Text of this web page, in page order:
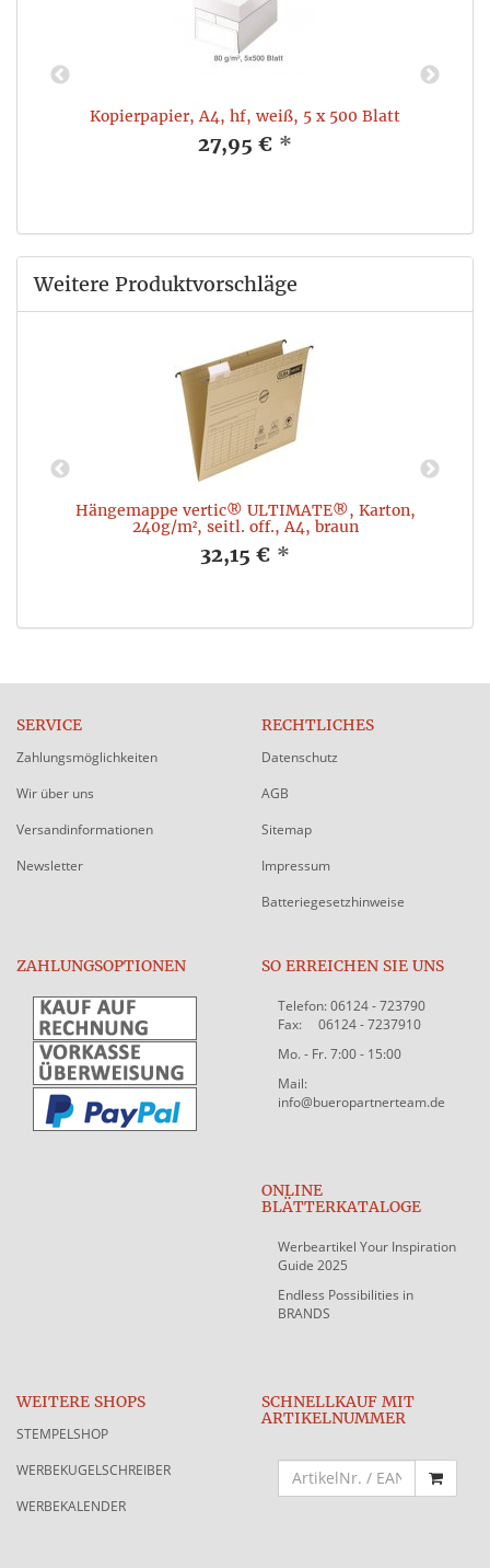
Kopierpapier, A4, hf, weiß, 5 x 500 Blatt
27,95 € *
Weitere Produktvorschläge
Hängemappe vertic® ULTIMATE®, Karton,
240g/m², seitl. off., A4, braun
32,15 € *
SERVICE
Zahlungsmöglichkeiten
Wir über uns
Versandinformationen
Newsletter
RECHTLICHES
Datenschutz
AGB
Sitemap
Impressum
Batteriegesetzhinweise
ZAHLUNGSOPTIONEN SO ERREICHEN SIE UNS
Telefon: 06124 - 723790
Fax: 06124 - 7237910
Mo. - Fr. 7:00 - 15:00
Mail:
info@bueropartnerteam.de
ONLINE
BLÄTTERKATALOGE
Werbeartikel Your Inspiration
Guide 2025
Endless Possibilities in
BRANDS
WEITERE SHOPS
STEMPELSHOP
WERBEKUGELSCHREIBER
WERBEKALENDER
SCHNELLKAUF MIT
ARTIKELNUMMER